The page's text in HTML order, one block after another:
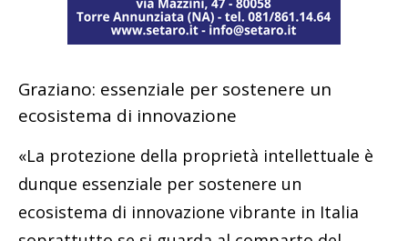
Graziano: essenziale per sostenere un
ecosistema di innovazione
«La protezione della proprietà intellettuale è
dunque essenziale per sostenere un
ecosistema di innovazione vibrante in Italia